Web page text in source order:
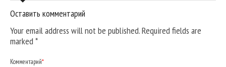
Оставить комментарий
Your email address will not be published. Required fields are
marked*
Комментарий*